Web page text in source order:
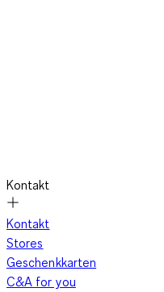
Kontakt
Kontakt
Stores
Geschenkkarten
C&A for you